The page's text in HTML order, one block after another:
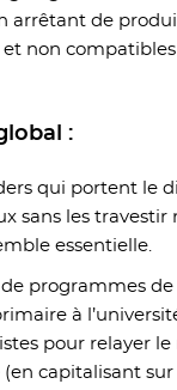
arrêtant de
non compatibles
:
qui portent le
sans les travestir
essentielle.
de programmes
à
pour relayer
capitalisant